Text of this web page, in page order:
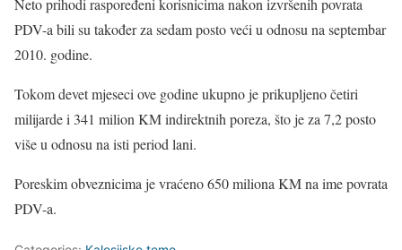
Neto prihodi raspoređeni korisnicima nakon izvršenih povrata
PDV-a bili su također za sedam posto veći u odnosu na septembar
2010. godine.
Tokom devet mjeseci ove godine ukupno je prikupljeno četiri
milijarde i 341 milion KM indirektnih poreza, što je za 7,2 posto
više u odnosu na isti period lani.
Poreskim obveznicima je vraćeno 650 miliona KM na ime povrata
PDV-a.